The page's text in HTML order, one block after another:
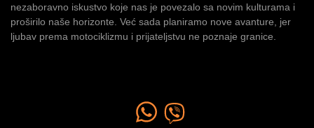
nezaboravno iskustvo koje nas je povezalo sa novim kulturama i
proširilo naše horizonte. Već sada planiramo nove avanture, jer
ljubav prema motociklizmu i prijateljstvu ne poznaje granice.